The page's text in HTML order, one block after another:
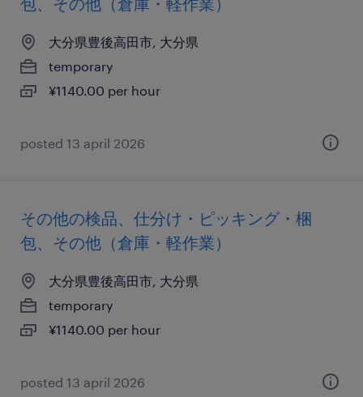
大分県豊後高田市, 大分県
temporary
¥1140.00 per hour
posted 13 april 2026
その他の検品、仕分け・ピッキング・梱
包、その他（倉庫・軽作業）
大分県豊後高田市, 大分県
temporary
¥1140.00 per hour
posted 13 april 2026